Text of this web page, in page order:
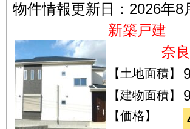
物件情報更新日：2026年8
新築戸建
奈
【土地面積】
【建物面積】
【価格】